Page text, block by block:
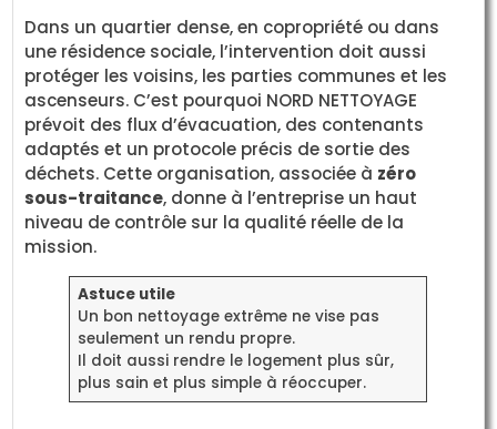
Dans un quartier dense, en copropriété ou dans
une résidence sociale, l’intervention doit aussi
protéger les voisins, les parties communes et les
ascenseurs. C’est pourquoi NORD NETTOYAGE
prévoit des flux d’évacuation, des contenants
adaptés et un protocole précis de sortie des
déchets. Cette organisation, associée à zéro
sous-traitance, donne à l’entreprise un haut
niveau de contrôle sur la qualité réelle de la
mission.
Astuce utile
Un bon nettoyage extrême ne vise pas
seulement un rendu propre.
Il doit aussi rendre le logement plus sûr,
plus sain et plus simple à réoccuper.